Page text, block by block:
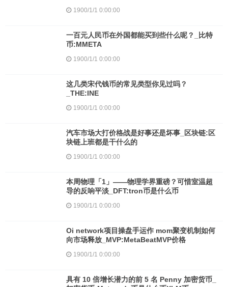
1900/1/1 0:00:00
一百元人民币在外国都能买到些什么呢？_比特
币:MMETA
1900/1/1 0:00:00
这几类宋代钱币的常见类型你见过吗？
_THE:INE
1900/1/1 0:00:00
汽车市场大打价格战是好事还是坏事_区块链:区
块链上班都是干什么的
1900/1/1 0:00:00
本周物理「1」——物理学界重磅？可惜室温超
导的反响平淡_DFT:tron币是什么币
1900/1/1 0:00:00
Oi network项目操盘手运作 mom聚变机制如何
向市场释放_MVP:MetaBeatMVP价格
1900/1/1 0:00:00
具有 10 倍增长潜力的前 5 名 Penny 加密货币_